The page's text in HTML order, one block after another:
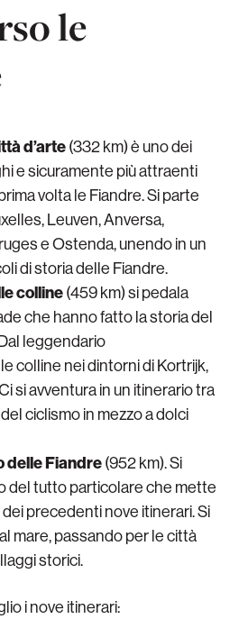
le
d’arte(332 km) è uno dei
e sicuramente più attraenti
volta le Fiandre. Si parte
Leuven, Anversa,
e Ostenda, unendo in un
di storia delle Fiandre.
colline(459 km) si pedala
che hanno fatto la storia del
leggendario
colline nei dintorni di Kortrijk,
si avventura in un itinerario tra
ciclismo in mezzo a dolci
delle Fiandre(952 km). Si
del tutto particolare che mette
precedenti nove itinerari. Si
mare, passando per le città
storici.
i nove itinerari: